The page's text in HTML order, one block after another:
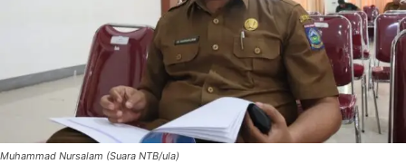
Muhammad Nursalam (Suara NTB/ula)